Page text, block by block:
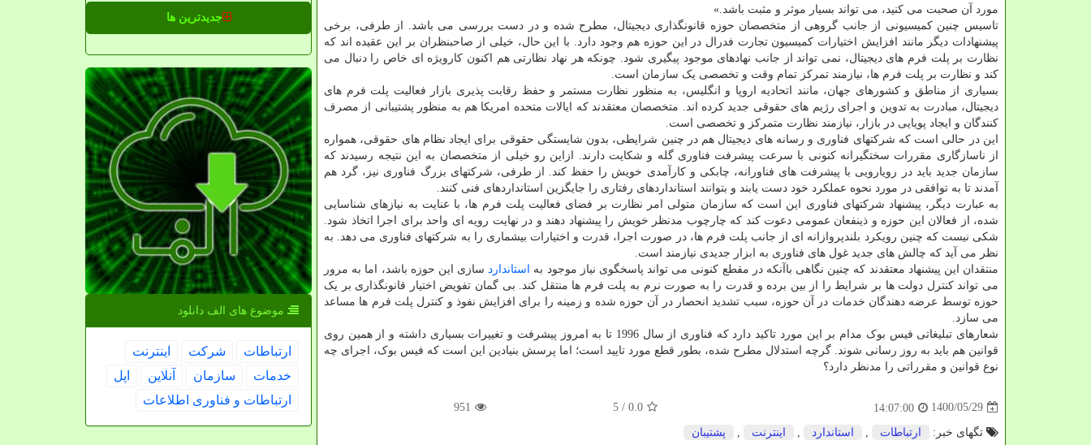
مورد آن صحبت می کنید، می تواند بسیار موثر و مثبت باشد.»
تاسیس چنین کمیسیونی از جانب گروهی از متخصصان حوزه قانونگذاری دیجیتال، مطرح شده و در دست بررسی می باشد. از طرفی، برخی
پیشنهادات دیگر مانند افزایش اختیارات کمیسیون تجارت فدرال در این حوزه هم وجود دارد. با این حال، خیلی از صاحبنظران بر این عقیده اند که
نظارت بر پلت فرم های دیجیتال، نمی تواند از جانب نهادهای موجود پیگیری شود. چونکه هر نهاد نظارتی هم اکنون کارویژه‎ ای خاص را دنبال می
کند و نظارت بر پلت فرم ها، نیازمند تمرکز تمام وقت و تخصصی یک سازمان است.
بسیاری از مناطق و کشورهای جهان، مانند اتحادیه اروپا و انگلیس، به منظور نظارت مستمر و حفظ رقابت پذیری بازار فعالیت پلت فرم های
دیجیتال، مبادرت به تدوین و اجرای رژیم های حقوقی جدید کرده اند. متخصصان معتقدند که ایالات متحده امریکا هم به منظور پشتیبانی از مصرف
کنندگان و ایجاد پویایی در بازار، نیازمند نظارت متمرکز و تخصصی است.
این در حالی است که شرکتهای فناوری و رسانه های دیجیتال هم در چنین شرایطی، بدون شایستگی حقوقی برای ایجاد نظام های حقوقی، همواره
از ناسازگاری مقررات سختگیرانه کنونی با سرعت پیشرفت فناوری گله و شکایت دارند. ازاین رو خیلی از متخصصان به این نتیجه رسیدند که
سازمان جدید باید در رویارویی با پیشرفت های فناورانه، چابکی و کارآمدی خویش را حفظ کند. از طرفی، شرکتهای بزرگ فناوری نیز، گرد هم
آمدند تا به توافقی در مورد نحوه عملکرد خود دست یابند و بتوانند استانداردهای رفتاری را جایگزین استانداردهای فنی کنند.
به عبارت دیگر، پیشنهاد شرکتهای فناوری این است که سازمان متولی امر نظارت بر فضای فعالیت پلت فرم ها، با عنایت به نیازهای شناسایی
شده، از فعالان این حوزه و ذینفعان عمومی دعوت کند که چارچوب مدنظر خویش را پیشنهاد دهند و در نهایت رویه ای واحد برای اجرا اتخاذ شود.
شکی نیست که چنین رویکرد بلندپروازانه ای از جانب پلت فرم ها، در صورت اجرا، قدرت و اختیارات بیشماری را به شرکتهای فناوری می دهد. به
نظر می آید که چالش های جدید غول های فناوری به ابزار جدیدی نیازمند است.
منتقدان این پیشنهاد معتقدند که چنین نگاهی باآنکه در مقطع کنونی می تواند پاسخگوی نیاز موجود به
استانداردسازی این حوزه باشد، اما به مرور
می تواند کنترل دولت ها بر شرایط را از بین برده و قدرت را به صورت نرم به پلت فرم ها منتقل کند. بی گمان تفویض اختیار قانونگذاری بر یک
حوزه توسط عرضه دهندگان خدمات در آن حوزه، سبب تشدید انحصار در آن حوزه شده و زمینه را برای افزایش نفوذ و کنترل پلت فرم ها مساعد
می سازد.
شعارهای تبلیغاتی فیس بوک مدام بر این مورد تاکید دارد که فناوری از سال 1996 تا به امروز پیشرفت و تغییرات بسیاری داشته و از همین روی
قوانین هم باید به روز رسانی شوند. گرچه استدلال مطرح شده، بطور قطع مورد تایید است؛ اما پرسش بنیادین این است که فیس بوک، اجرای چه
نوع قوانین و مقرراتی را مدنظر دارد؟
1400/05/29
14:07:00
0.0
/ 5
951
تگهای خبر: ارتباطات استاندارد اینترنت پشتیبان
جدیدترین ها
موضوع های الف دانلود
ارتباطات شركت
اینترنت
خدمات
سازمان آنلاین
اپل
ارتباطات و فناوری اطلاعات